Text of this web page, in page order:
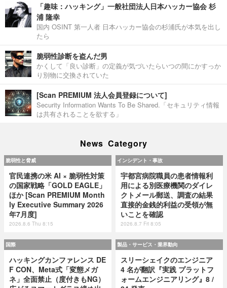
「趣味：ハッキング」一般社団法人日本ハッカー協会 杉
浦 隆幸
国内 OSINT 第一人者 日本ハッカー協会の杉浦氏が本気を出し
たら
脆弱性診断を盗んだ男
かくして「良い診断」の定義が気づいたらいつの間にかすっか
り別物に交換されていた
[Scan PREMIUM 法人会員登録について]
Security Information Wants To Be Shared.「セキュリティ情報
は共有されることを欲する」
News Category
脆弱性と脅威
官民連携の米 AI × 脆弱性対策
の国家戦略「GOLD EAGLE」
ほか [Scan PREMIUM Month
ly Executive Summary 2026
年7月度]
2026.8.6 Thu 8:15
インシデント・事故
宇都宮病院職員の患者情報利
用による別医療機関のダイレ
クトメール郵送、調査の結果
直接的金銭的利益の受領が無
いことを確認
2026.8.7 Fri 8:05
国際
ハッキングカンファレンス DE
F CON、Meta式「変態メガ
ネ」全面禁止（度付きもNG）
製品・サービス・業界動向
スリーシェイクのエンジニア
4 名が翻訳『実践 プラットフ
ォームエンジニアリング』8 /